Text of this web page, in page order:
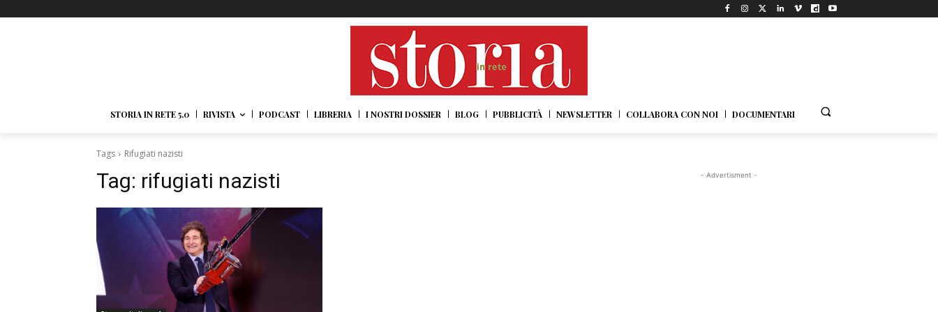
STORIA IN RETE 5.0 RIVISTA PODCAST LIBRERIA I NOSTRI DOSSIER BLOG PUBBLICITÀ NEWSLETTER COLLABORA CON NOI DOCUMENTARI
Tags Rifugiati nazisti
Tag: rifugiati nazisti - Advertisment -